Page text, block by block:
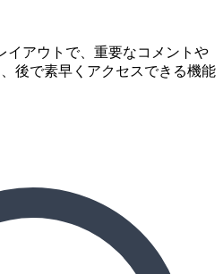
イアウトで、重要なコメントや
後で素早くアクセスできる機能